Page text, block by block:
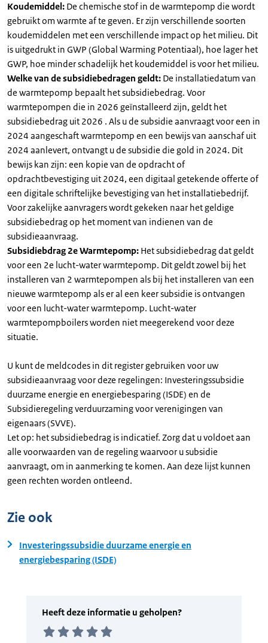
Koudemiddel: De chemische stof in de warmtepomp die wordt
gebruikt om warmte af te geven. Er zijn verschillende soorten
koudemiddelen met een verschillende impact op het milieu. Dit
is uitgedrukt in GWP (Global Warming Potentiaal), hoe lager het
GWP, hoe minder schadelijk het koudemiddel is voor het milieu.
Welke van de subsidiebedragen geldt: De installatiedatum van
de warmtepomp bepaalt het subsidiebedrag. Voor
warmtepompen die in 2026 geïnstalleerd zijn, geldt het
subsidiebedrag uit 2026 . Als u de subsidie aanvraagt voor een in
2024 aangeschaft warmtepomp en een bewijs van aanschaf uit
2024 aanlevert, ontvangt u de subsidie die gold in 2024. Dit
bewijs kan zijn: een kopie van de opdracht of
opdrachtbevestiging uit 2024, een digitaal getekende offerte of
een digitale schriftelijke bevestiging van het installatiebedrijf.
Voor zakelijke aanvragers wordt gekeken naar het geldige
subsidiebedrag op het moment van indienen van de
subsidieaanvraag.
Subsidiebdrag 2e Warmtepomp: Het subsidiebedrag dat geldt
voor een 2e lucht-water warmtepomp. Dit geldt zowel bij het
installeren van 2 warmtepompen als bij het installeren van een
nieuwe warmtepomp als er al een keer subsidie is ontvangen
voor een lucht-water warmtepomp. Lucht-water
warmtepompboilers worden niet meegerekend voor deze
situatie.
U kunt de meldcodes in dit register gebruiken voor uw
subsidieaanvraag voor deze regelingen: Investeringssubsidie
duurzame energie en energiebesparing (ISDE) en de
Subsidieregeling verduurzaming voor verenigingen van
eigenaars (SVVE).
Let op: het subsidiebedrag is indicatief. Zorg dat u voldoet aan
alle voorwaarden van de regeling waarvoor u subsidie
aanvraagt, om in aanmerking te komen. Aan deze lijst kunnen
geen rechten worden ontleend.
Zie ook
Investeringssubsidie duurzame energie en
energiebesparing (ISDE)